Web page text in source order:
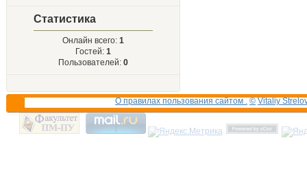
Статистика
Онлайн всего: 1
Гостей: 1
Пользователей: 0
О правилах пользования сайтом . © Vitaliy